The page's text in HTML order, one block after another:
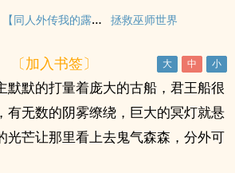
【同人外传我的露出】（下） 拯救巫师世界
〔加入书签〕
默默的打量着庞大的古船，君王船很
有无数的阴雾缭绕，巨大的冥灯就悬
光芒让那里看上去鬼气森森，分外可